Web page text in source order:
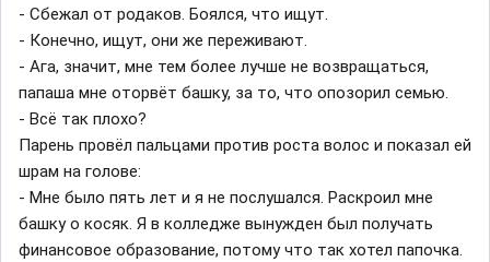
- Сбежал от родаков. Боялся, что ищут.
- Конечно, ищут, они же переживают.
- Ага, значит, мне тем более лучше не возвращаться,
папаша мне оторвёт башку, за то, что опозорил семью.
- Всё так плохо?
Парень провёл пальцами против роста волос и показал ей
шрам на голове:
- Мне было пять лет и я не послушался. Раскроил мне
башку о косяк. Я в колледже вынужден был получать
финансовое образование, потому что так хотел папочка.